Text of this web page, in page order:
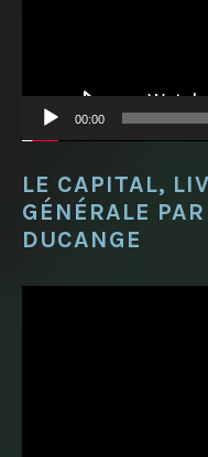
00:00
LE CAPITAL,
GÉNÉRALE
DUCANGE